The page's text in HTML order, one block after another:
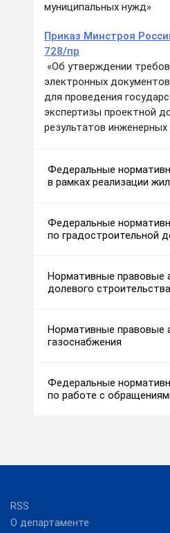
муниципальных нужд»
Приказ Минстроя
728/пр
«Об утверждении
электронных
для проведения
экспертизы проектной
результатов
Федеральные
в рамках реализации
Федеральные
по градостроительной
Нормативные правовые
долевого строительства
Нормативные правовые
газоснабжения
Федеральные
по работе с
RSS
О департаменте